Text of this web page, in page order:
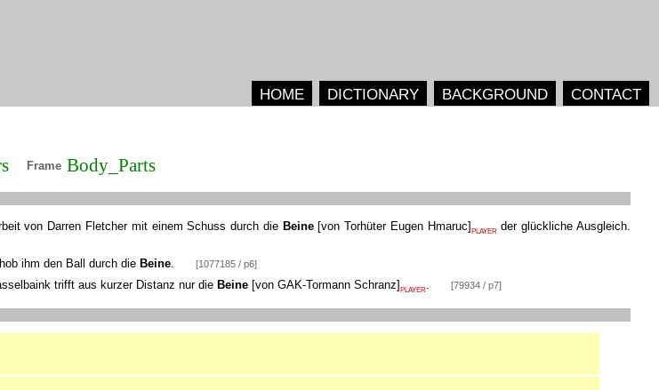
HOME DICTIONARY BACKGROUND CONTACT
Frame Body_Parts
von Darren Fletcher mit einem Schuss durch die Beine [von Torhüter Eugen Hmaruc] PLAYERder glückliche Ausgleich.
ihm den Ball durch die Beine. [1077185 / p6]
trifft aus kurzer Distanz nur die Beine [von GAK-Tormann Schranz] PLAYER. [79934 / p7]